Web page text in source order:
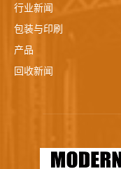
行业新闻
包装与印刷
产品
回收新闻